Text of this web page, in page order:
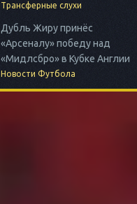
Трансферные слухи
Дубль Жиру принёс
«Арсеналу» победу над
«Мидлсбро» в Кубке Англии
Новости Футбола